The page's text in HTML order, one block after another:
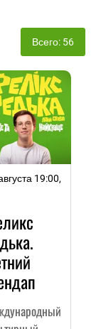
Всего: 56
19:00,